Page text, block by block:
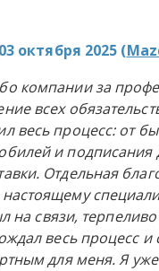
октября 2025 (
компании за
всех
весь процесс: от
и подписания
Отдельная
на связи,
весь процесс и
для меня. Я